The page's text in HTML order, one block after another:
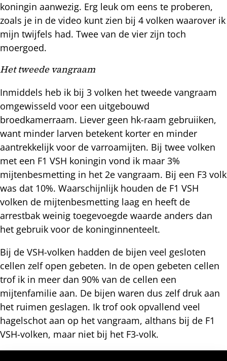
koningin aanwezig. Erg leuk om eens te proberen,
zoals je in de video kunt zien bij 4 volken waarover ik
mijn twijfels had. Twee van de vier zijn toch
moergoed.
Het tweede vangraam
Inmiddels heb ik bij 3 volken het tweede vangraam
omgewisseld voor een uitgebouwd
broedkamerraam. Liever geen hk-raam gebruiiken,
want minder larven betekent korter en minder
aantrekkelijk voor de varroamijten. Bij twee volken
met een F1 VSH koningin vond ik maar 3%
mijtenbesmetting in het 2e vangraam. Bij een F3 volk
was dat 10%. Waarschijnlijk houden de F1 VSH
volken de mijtenbesmetting laag en heeft de
arrestbak weinig toegevoegde waarde anders dan
het gebruik voor de koninginnenteelt.
Bij de VSH-volken hadden de bijen veel gesloten
cellen zelf open gebeten. In de open gebeten cellen
trof ik in meer dan 90% van de cellen een
mijtenfamilie aan. De bijen waren dus zelf druk aan
het ruimen geslagen. Ik trof ook opvallend veel
hagelschot aan op het vangraam, althans bij de F1
VSH-volken, maar niet bij het F3-volk.